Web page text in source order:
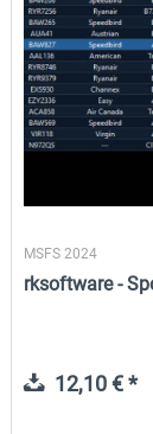
36,29 € *
MSFS 2024
rksoftware -
12,10 € *